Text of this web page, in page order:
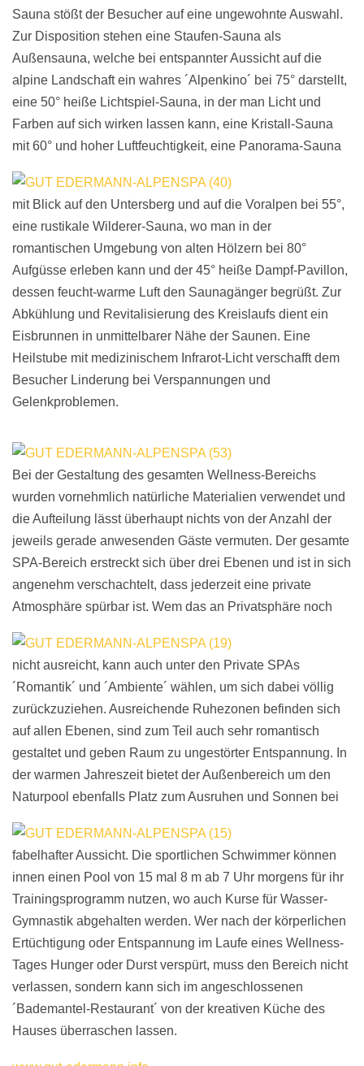
Sauna stößt der Besucher auf eine ungewohnte Auswahl.
Zur Disposition stehen eine Staufen-Sauna als
Außensauna, welche bei entspannter Aussicht auf die
alpine Landschaft ein wahres ´Alpenkino´ bei 75° darstellt,
eine 50° heiße Lichtspiel-Sauna, in der man Licht und
Farben auf sich wirken lassen kann, eine Kristall-Sauna
mit 60° und hoher Luftfeuchtigkeit, eine Panorama-Sauna
mit Blick auf den Untersberg und auf die Voralpen bei 55°,
eine rustikale Wilderer-Sauna, wo man in der
romantischen Umgebung von alten Hölzern bei 80°
Aufgüsse erleben kann und der 45° heiße Dampf-Pavillon,
dessen feucht-warme Luft den Saunagänger begrüßt. Zur
Abkühlung und Revitalisierung des Kreislaufs dient ein
Eisbrunnen in unmittelbarer Nähe der Saunen. Eine
Heilstube mit medizinischem Infrarot-Licht verschafft dem
Besucher Linderung bei Verspannungen und
Gelenkproblemen.
Bei der Gestaltung des gesamten Wellness-Bereichs
wurden vornehmlich natürliche Materialien verwendet und
die Aufteilung lässt überhaupt nichts von der Anzahl der
jeweils gerade anwesenden Gäste vermuten. Der gesamte
SPA-Bereich erstreckt sich über drei Ebenen und ist in sich
angenehm verschachtelt, dass jederzeit eine private
Atmosphäre spürbar ist. Wem das an Privatsphäre noch
nicht ausreicht, kann auch unter den Private SPAs
´Romantik´ und ´Ambiente´ wählen, um sich dabei völlig
zurückzuziehen. Ausreichende Ruhezonen befinden sich
auf allen Ebenen, sind zum Teil auch sehr romantisch
gestaltet und geben Raum zu ungestörter Entspannung. In
der warmen Jahreszeit bietet der Außenbereich um den
Naturpool ebenfalls Platz zum Ausruhen und Sonnen bei
fabelhafter Aussicht. Die sportlichen Schwimmer können
innen einen Pool von 15 mal 8 m ab 7 Uhr morgens für ihr
Trainingsprogramm nutzen, wo auch Kurse für Wasser-
Gymnastik abgehalten werden. Wer nach der körperlichen
Ertüchtigung oder Entspannung im Laufe eines Wellness-
Tages Hunger oder Durst verspürt, muss den Bereich nicht
verlassen, sondern kann sich im angeschlossenen
´Bademantel-Restaurant´ von der kreativen Küche des
Hauses überraschen lassen.